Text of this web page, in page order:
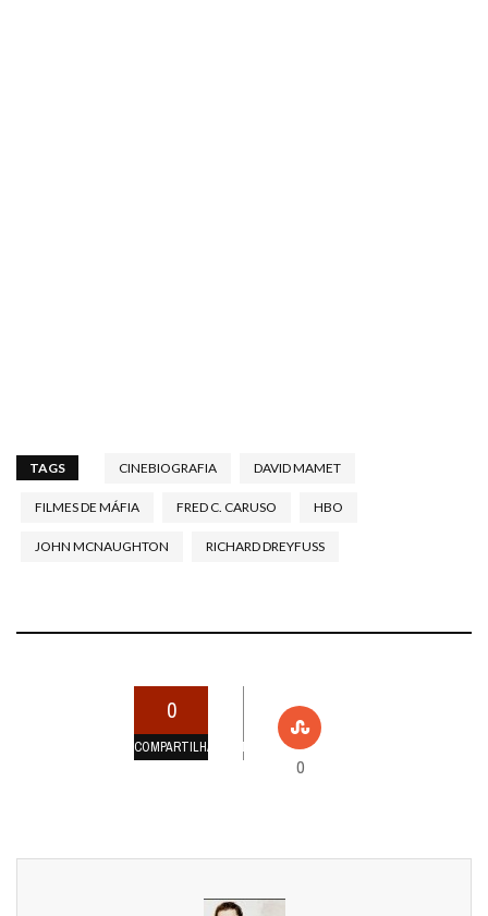
TAGS CINEBIOGRAFIA DAVID MAMET
FILMES DE MÁFIA FRED C. CARUSO HBO
JOHN MCNAUGHTON RICHARD DREYFUSS
0
COMPARTILHAMENTOS
0